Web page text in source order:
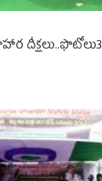
దీక్షలు..ఫొటోలు3